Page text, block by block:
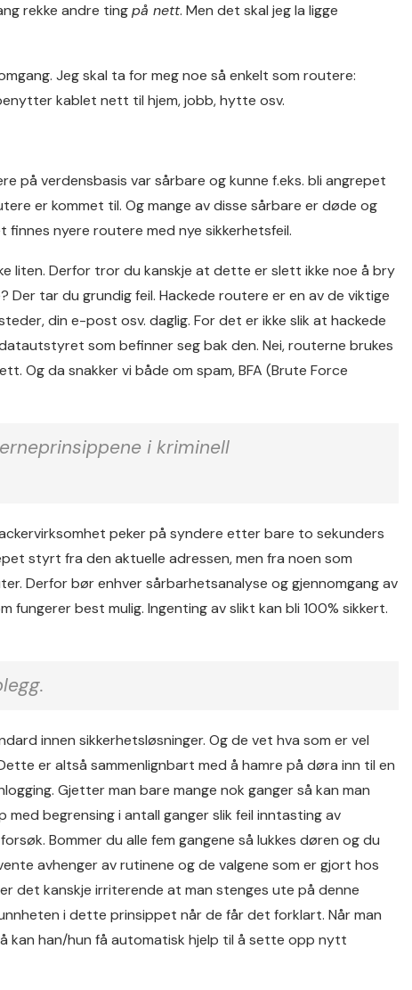
rekke andre tingpå nett. Men det skal jeg la ligge
Jeg skal ta for meg noe så enkelt som routere:
kablet nett til hjem, jobb, hytte osv.
på verdensbasis var sårbare og kunne f.eks. bli angrepet
er kommet til. Og mange av disse sårbare er døde og
nyere routere med nye sikkerhetsfeil.
liten. Derfor tror du kanskje at dette er slett ikke noe å bry
tar du grundig feil. Hackede routere er en av de viktige
din e-post osv. daglig. For det er ikke slik at hackede
som befinner seg bak den. Nei, routerne brukes
Og da snakker vi både om spam, BFA (Brute Force
i kriminell
peker på syndere etter bare to sekunders
styrt fra den aktuelle adressen, men fra noen som
Derfor bør enhver sårbarhetsanalyse og gjennomgang av
best mulig. Ingenting av slikt kan bli 100% sikkert.
innen sikkerhetsløsninger. Og de vet hva som er vel
er altså sammenlignbart med å hamre på døra inn til en
Gjetter man bare mange nok ganger så kan man
begrensing i antall ganger slik feil inntasting av
Bommer du alle fem gangene så lukkes døren og du
avhenger av rutinene og de valgene som er gjort hos
det kanskje irriterende at man stenges ute på denne
i dette prinsippet når de får det forklart. Når man
kan han/hun få automatisk hjelp til å sette opp nytt